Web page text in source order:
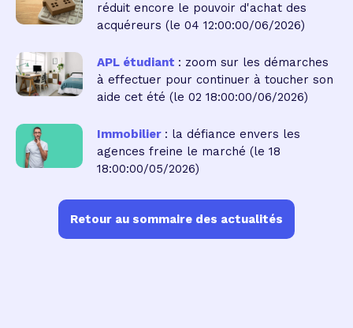
réduit encore le pouvoir d'achat des
acquéreurs (le 04 12:00:00/06/2026)
APL étudiant : zoom sur les démarches
à effectuer pour continuer à toucher son
aide cet été (le 02 18:00:00/06/2026)
Immobilier : la défiance envers les
agences freine le marché (le 18
18:00:00/05/2026)
Retour au sommaire des actualités